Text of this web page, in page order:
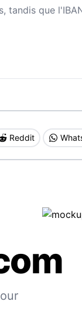
tandis que
Reddit